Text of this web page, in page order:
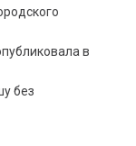
в
без